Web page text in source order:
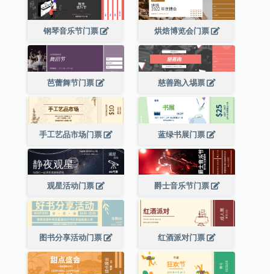
钢琴音乐节门票 烘焙博览会门票
芭蕾舞节门票 慈善跑入埸票
手工艺品市场门票 蓝绿书展门票
观星活动门票 爵士音乐节门票
图书分享活动门票 红酒派对门票